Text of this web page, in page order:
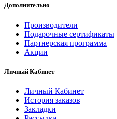
Дополнительно
Производители
Подарочные сертификаты
Партнерская программа
Акции
Личный Кабинет
Личный Кабинет
История заказов
Закладки